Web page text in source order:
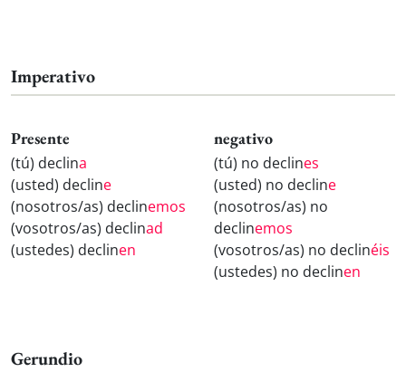
Imperativo
Presente
(tú) declina
(usted) decline
(nosotros/as) declinemos
(vosotros/as) declinad
(ustedes) declinen
negativo
(tú) no declines
(usted) no decline
(nosotros/as) no
declinemos
(vosotros/as) no declinéis
(ustedes) no declinen
Gerundio